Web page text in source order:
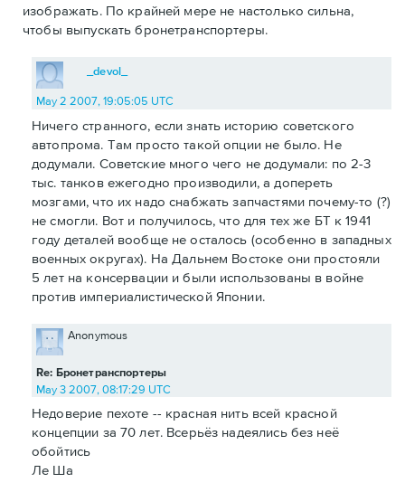
изображать. По крайней мере не настолько сильна,
чтобы выпускать бронетранспортеры.
_devol_
May 2 2007, 19:05:05 UTC
Ничего странного, если знать историю советского
автопрома. Там просто такой опции не было. Не
додумали. Советские много чего не додумали: по 2-3
тыс. танков ежегодно производили, а допереть
мозгами, что их надо снабжать запчастями почему-то (?)
не смогли. Вот и получилось, что для тех же БТ к 1941
году деталей вообще не осталось (особенно в западных
военных округах). На Дальнем Востоке они простояли
5 лет на консервации и были использованы в войне
против империалистической Японии.
Re: Бронетранспортеры
Anonymous
May 3 2007, 08:17:29 UTC
Недоверие пехоте -- красная нить всей красной
концепции за 70 лет. Всерьёз надеялись без неё
обойтись
Ле Ша